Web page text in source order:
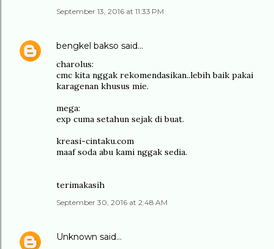
September 13, 2016 at 11:33 PM
bengkel bakso said…
charolus:
cmc kita nggak rekomendasikan..lebih baik pakai
karagenan khusus mie.
mega:
exp cuma setahun sejak di buat.
kreasi-cintaku.com
maaf soda abu kami nggak sedia.
terimakasih
September 30, 2016 at 2:48 AM
Unknown said…